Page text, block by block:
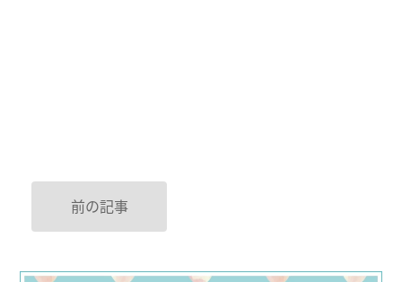
前の記事